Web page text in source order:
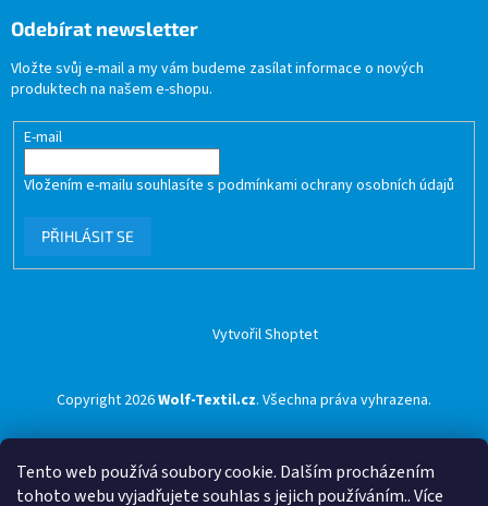
Tento web používá soubory cookie. Dalším procházením
tohoto webu vyjadřujete souhlas s jejich používáním.. Více
Odebírat newsletter
Vložte svůj e-mail a my vám budeme zasílat informace o nových
produktech na našem e-shopu.
E-mail
Vložením e-mailu souhlasíte s podmínkami ochrany osobních údajů
PŘIHLÁSIT SE
Vytvořil Shoptet
Copyright 2026Wolf-Textil.cz. Všechna práva vyhrazena.